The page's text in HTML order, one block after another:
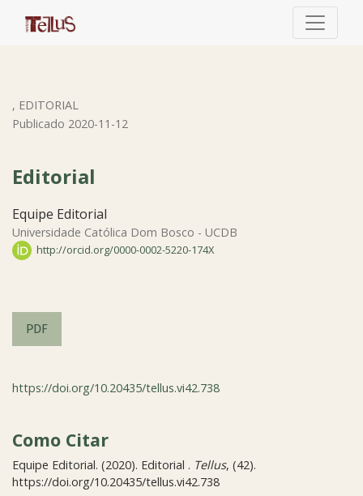
, EDITORIAL
Editorial
Publicado 2020-11-12
Equipe Editorial
Universidade Católica Dom Bosco - UCDB
http://orcid.org/0000-0002-5220-174X
PDF
Como Citar
Equipe Editorial. (2020). Editorial . Tellus, (42).
https://doi.org/10.20435/tellus.vi42.738
https://doi.org/10.20435/tellus.vi42.738